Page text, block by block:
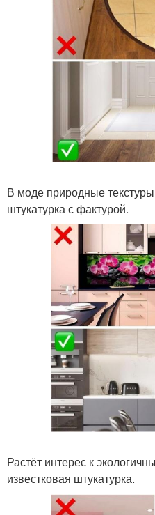
В моде природные
штукатурка с фактурой.
Растёт интерес к
известковая штукатурка.